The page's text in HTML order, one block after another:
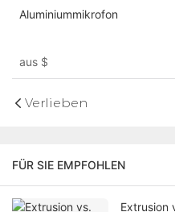
Aluminiummikrofon
aus $
Verlieben
FÜR SIE EMPFOHLEN
Extrusion